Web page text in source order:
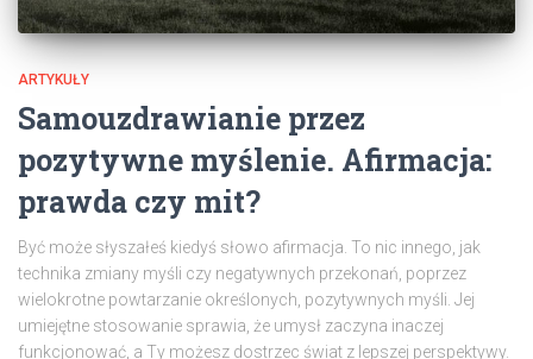
ARTYKUŁY
Samouzdrawianie przez
pozytywne myślenie. Afirmacja:
prawda czy mit?
Być może słyszałeś kiedyś słowo afirmacja. To nic innego, jak
technika zmiany myśli czy negatywnych przekonań, poprzez
wielokrotne powtarzanie określonych, pozytywnych myśli. Jej
umiejętne stosowanie sprawia, że umysł zaczyna inaczej
funkcjonować, a Ty możesz dostrzec świat z lepszej perspektywy.